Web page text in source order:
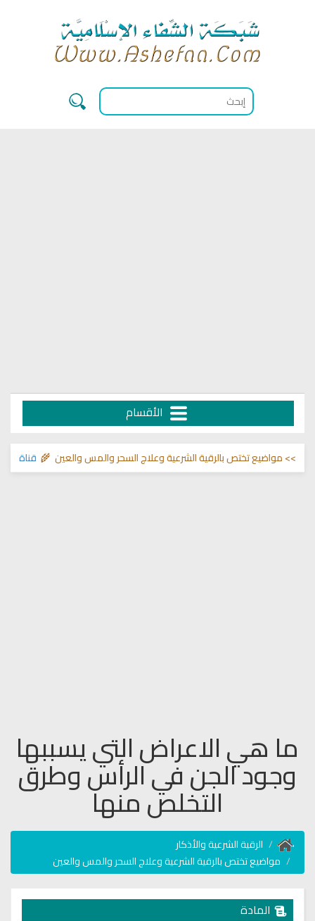
الأقسام
قناة وشفاء لماتختص بالرقية الشرعية وعلاج السحر والمس والعين 🌾
ما هي الاعراض التي يسببها
وجود الجن في الرأس وطرق
التخلص منها
الرقية الشرعية والأذكار
مواضيع تختص بالرقية الشرعية وعلاج السحر والمس والعين
المادة